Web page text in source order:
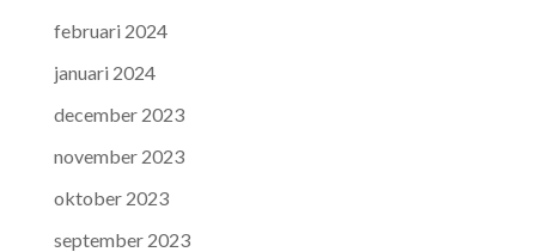
februari 2024
januari 2024
december 2023
november 2023
oktober 2023
september 2023